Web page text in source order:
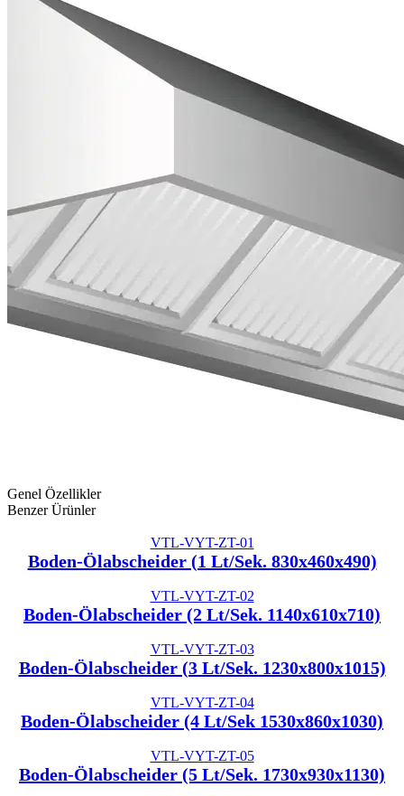
Genel Özellikler
Benzer Ürünler
VTL-VYT-ZT-01
Boden-Ölabscheider (1 Lt/Sek. 830x460x490)
VTL-VYT-ZT-02
Boden-Ölabscheider (2 Lt/Sek. 1140x610x710)
VTL-VYT-ZT-03
Boden-Ölabscheider (3 Lt/Sek. 1230x800x1015)
VTL-VYT-ZT-04
Boden-Ölabscheider (4 Lt/Sek 1530x860x1030)
VTL-VYT-ZT-05
Boden-Ölabscheider (5 Lt/Sek. 1730x930x1130)